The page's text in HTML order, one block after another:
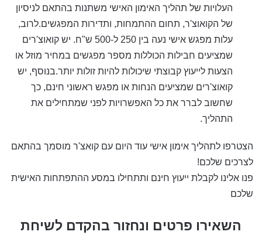
העלויות של תהליך האימון האישי משתנות בהתאם לניסיון
של הקואוצ'ר, תחום ההתמחות, ותדירות המפגשים.לרוב,
עלות מפגש אישי נעה בין 250 ל-500 ש"ח. יש קואוצ'רים
שמציעים חבילות הכוללות מספר מפגשים במחיר מוזל או
הצעות לייעוץ קבוצתי שיכולות להיות זולות יותר.בנוסף, יש
קואוצ'רים שמציעים הנחות או מפגש ראשוני חינם, כך
שחשוב לברר את כל האפשרויות לפני שמתחילים את
התהליך.
הצטרפו לתהליך אימון אישי עוד היום עם קואצ'ר מוסמך בהתאם
לצרכים שלכם!
פנו אלינו לקבלת ייעוץ חינם ותתחילו במסע ההתפתחות האישית
שלכם
השאירו פרטים ונחזור בהקדם לשיחת